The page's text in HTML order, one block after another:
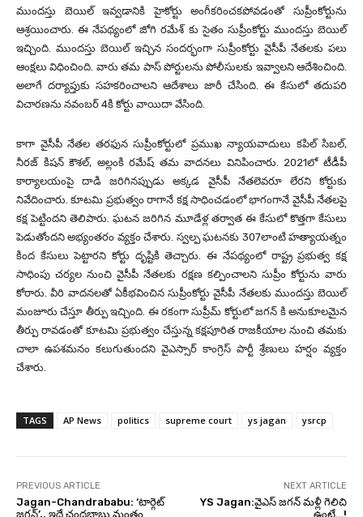
ముందస్తు బెయిల్‌ ఇవ్వడానికి హైకోర్టు అంగీకరించకపోవడంతో సుప్రీంకోర్టును
ఆశ్రయించారు. ఈ నేపథ్యంలో జోగి రమేశ్‌ కు సైతం సుప్రీంకోర్టు ముందస్తు బెయిల్‌
ఇచ్చింది. ముందస్తు బెయిల్‌ ఇచ్చిన సందర్భంగా సుప్రీంకోర్టు వైసీపీ నేతలకు పలు
ఆంక్షలు విధించింది. వారు తమ పాస్‌ పోర్టులను పోలీసులకు ఇవ్వాలని ఆదేశించింది.
అలాగే దర్యాప్తుకు సహకరించాలని ఆదేశాలు జారీ చేసింది. ఈ కేసులో తదుపరి
విచారణను నవంబర్‌ 4కి కోర్టు వాయిదా వేసింది.
కాగా వైసీపీ నేతల తరఫున సుప్రీంకోర్టులో ప్రముఖ న్యాయవాదులు కపిల్‌ సిబల్,
నీరజ్‌ కిషన్‌ కౌశల్, అల్లంకి రమేష్‌ తమ వాదనలు వినిపించారు. 2021లో టీడీపీ
కార్యాలయంపై దాడి జరిగినప్పుడు అక్కడ వైసీపీ నేతలెవరూ లేరని కోర్టుకు
నివేదించారు. కూటమి ప్రభుత్వం రాగానే కక్ష సాధించడంలో భాగంగానే వైసీపీ నేతలపై
కక్ష పెట్టిందని తెలిపారు. ఘటన జరిగిన మూడేళ్ల తర్వాత ఈ కేసులో కొత్తగా కేసులు
పెడుతోందని అభ్యంతరం వ్యక్తం చేశారు. స్వల్ప ఘటనకు 307లాంటి హత్యాయత్నం
కింద కేసులు పెట్టారని కోర్టు దృష్టికి తెచ్చారు. ఈ నేపథ్యంలో రాష్ట్ర ప్రభుత్వ కక్ష
సాధింపు చర్యల నుంచి వైసీపీ నేతలకు రక్షణ కల్పించాలని సుప్రీం కోర్టును వారు
కోరారు. వీరి వాదనలతో ఏకీభవించిన సుప్రీంకోర్టు వైసీపీ నేతలకు ముందస్తు బెయిల్‌
మంజూరు చేస్తూ తీర్పు ఇచ్చింది. ఈ రకంగా సుప్రీమ్ కోర్టులో జగన్ కి అనుకూలమైన
తీర్పు రావడంతో కూటమి ప్రభుత్వం చేస్తున్న కక్షపూరిత రాజకీయాల నుంచి తమకు
చాలా ఉపశమనం కలుగుతుందని వైఎస్సార్ కాంగ్రెస్ పార్టీ శ్రేణులు హర్షం వ్యక్తం
చేశారు.
TAGS AP News politics supreme court ys jagan ysrcp
PREVIOUS ARTICLE
Jagan-Chandrababu: ‘టార్గెట్
జ‌గ‌న్‌’.. ఇదే చంద్రబాబు మంత్రం
NEXT ARTICLE
YS Jagan:వైఎస్ జగన్ మళ్లీ గెలిచి
ఉంటే…!